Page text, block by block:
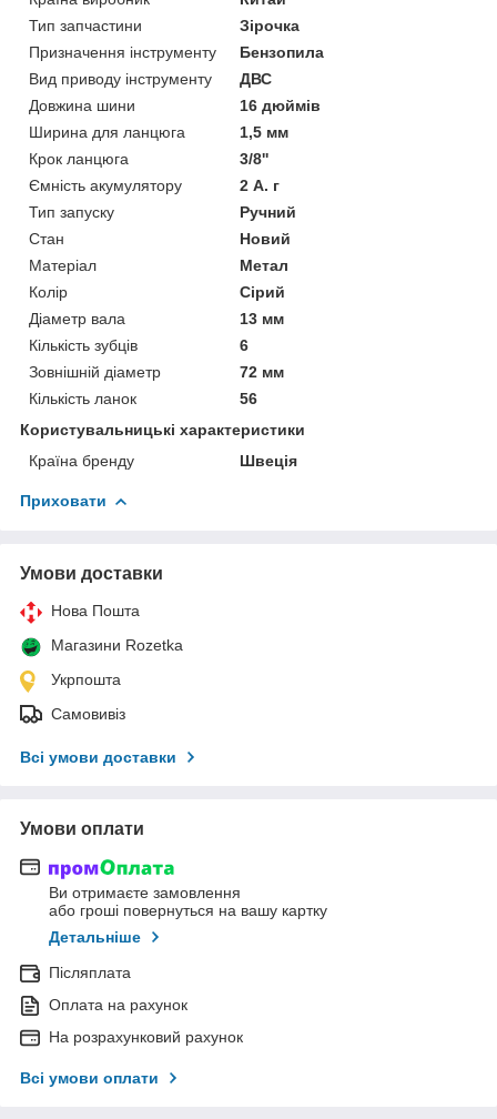
Тип запчастини
Зірочка
Призначення інструменту
Бензопила
Вид приводу інструменту
ДВС
Довжина шини
16 дюймів
Ширина для ланцюга
1,5 мм
Крок ланцюга
3/8''
Ємність акумулятору
2 А. г
Тип запуску
Ручний
Стан
Новий
Матеріал
Метал
Колір
Сірий
Діаметр вала
13 мм
Кількість зубців
6
Зовнішній діаметр
72 мм
Кількість ланок
56
Користувальницькі характеристики
Країна бренду
Швеція
Приховати
Умови доставки
Нова Пошта
Магазини Rozetka
Укрпошта
Самовивіз
Всі умови доставки
Умови оплати
Ви отримаєте замовлення
або гроші повернуться на вашу картку
Детальніше
Післяплата
Оплата на рахунок
На розрахунковий рахунок
Всі умови оплати